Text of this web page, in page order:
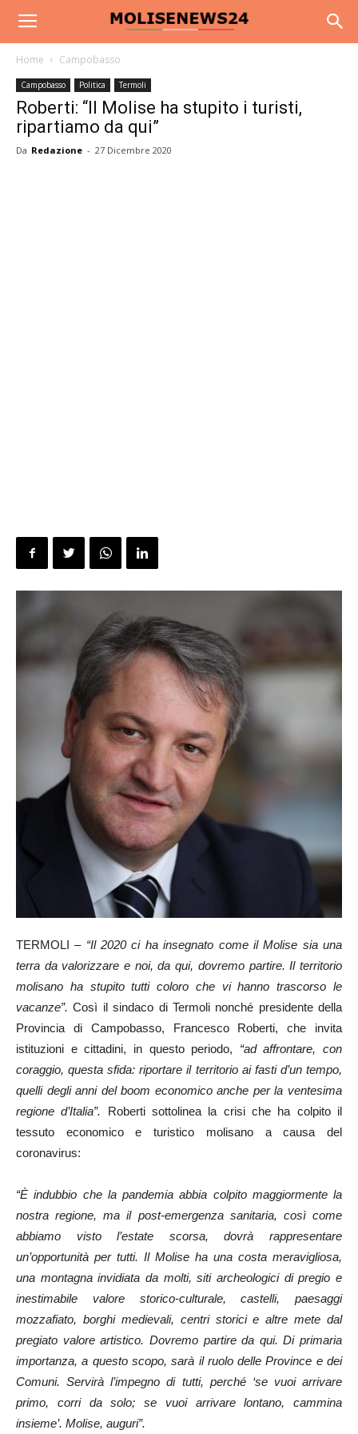
Home Campobasso
Campobasso Politica Termoli
Roberti: “Il Molise ha stupito i turisti,
ripartiamo da qui”
Da Redazione - 27 Dicembre 2020
TERMOLI – “Il 2020 ci ha insegnato come il Molise sia una
terra da valorizzare e noi, da qui, dovremo partire. Il territorio
molisano ha stupito tutti coloro che vi hanno trascorso le
vacanze”. Così il sindaco di Termoli nonché presidente della
Provincia di Campobasso, Francesco Roberti, che invita
istituzioni e cittadini, in questo periodo, “ad affrontare, con
coraggio, questa sfida: riportare il territorio ai fasti d’un tempo,
quelli degli anni del boom economico anche per la ventesima
regione d’Italia”. Roberti sottolinea la crisi che ha colpito il
tessuto economico e turistico molisano a causa del
coronavirus:
“È indubbio che la pandemia abbia colpito maggiormente la
nostra regione, ma il post-emergenza sanitaria, così come
abbiamo visto l’estate scorsa, dovrà rappresentare
un’opportunità per tutti. Il Molise ha una costa meravigliosa,
una montagna invidiata da molti, siti archeologici di pregio e
inestimabile valore storico-culturale, castelli, paesaggi
mozzafiato, borghi medievali, centri storici e altre mete dal
pregiato valore artistico. Dovremo partire da qui. Di primaria
importanza, a questo scopo, sarà il ruolo delle Province e dei
Comuni. Servirà l’impegno di tutti, perché ‘se vuoi arrivare
primo, corri da solo; se vuoi arrivare lontano, cammina
insieme’. Molise, auguri”.